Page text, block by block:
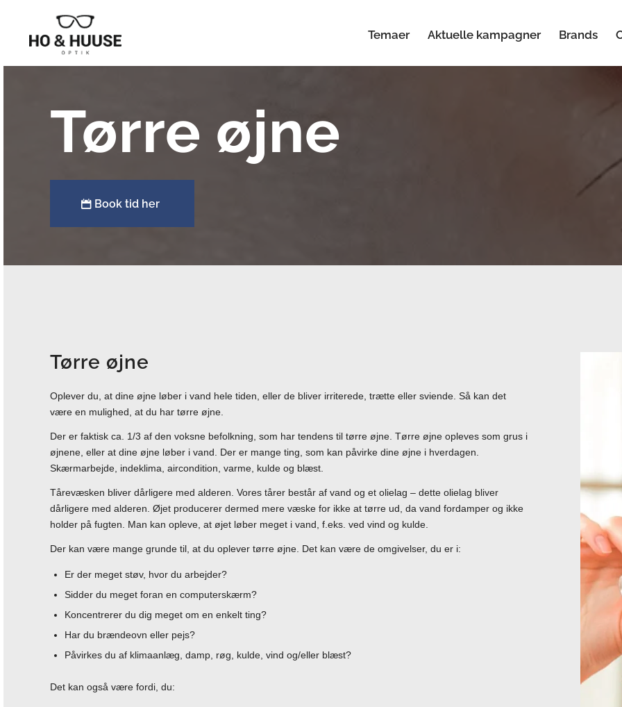
Temaer Aktuelle kampagner Brands
Tørre øjne
Book tid her
Tørre øjne
Oplever du, at dine øjne løber i vand hele tiden, eller de bliver irriterede, trætte eller sviende. Så kan det
være en mulighed, at du har tørre øjne.
Der er faktisk ca. 1/3 af den voksne befolkning, som har tendens til tørre øjne. Tørre øjne opleves som grus i
øjnene, eller at dine øjne løber i vand. Der er mange ting, som kan påvirke dine øjne i hverdagen.
Skærmarbejde, indeklima, aircondition, varme, kulde og blæst.
Tårevæsken bliver dårligere med alderen. Vores tårer består af vand og et olielag – dette olielag bliver
dårligere med alderen. Øjet producerer dermed mere væske for ikke at tørre ud, da vand fordamper og ikke
holder på fugten. Man kan opleve, at øjet løber meget i vand, f.eks. ved vind og kulde.
Der kan være mange grunde til, at du oplever tørre øjne. Det kan være de omgivelser, du er i:
Er der meget støv, hvor du arbejder?
Sidder du meget foran en computerskærm?
Koncentrerer du dig meget om en enkelt ting?
Har du brændeovn eller pejs?
Påvirkes du af klimaanlæg, damp, røg, kulde, vind og/eller blæst?
Det kan også være fordi, du: